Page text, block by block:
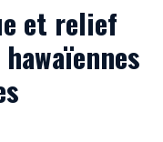
et relief